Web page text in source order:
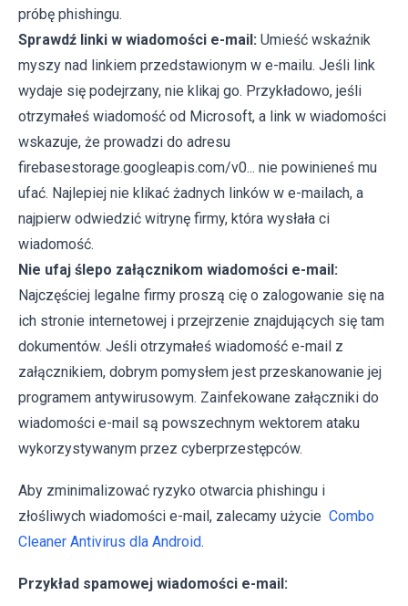
próbę phishingu.
Sprawdź linki w wiadomości e-mail: Umieść wskaźnik
myszy nad linkiem przedstawionym w e-mailu. Jeśli link
wydaje się podejrzany, nie klikaj go. Przykładowo, jeśli
otrzymałeś wiadomość od Microsoft, a link w wiadomości
wskazuje, że prowadzi do adresu
firebasestorage.googleapis.com/v0... nie powinieneś mu
ufać. Najlepiej nie klikać żadnych linków w e-mailach, a
najpierw odwiedzić witrynę firmy, która wysłała ci
wiadomość.
Nie ufaj ślepo załącznikom wiadomości e-mail:
Najczęściej legalne firmy proszą cię o zalogowanie się na
ich stronie internetowej i przejrzenie znajdujących się tam
dokumentów. Jeśli otrzymałeś wiadomość e-mail z
załącznikiem, dobrym pomysłem jest przeskanowanie jej
programem antywirusowym. Zainfekowane załączniki do
wiadomości e-mail są powszechnym wektorem ataku
wykorzystywanym przez cyberprzestępców.
Aby zminimalizować ryzyko otwarcia phishingu i
złośliwych wiadomości e-mail, zalecamy użycie Combo
Cleaner Antivirus dla Android.
Przykład spamowej wiadomości e-mail: